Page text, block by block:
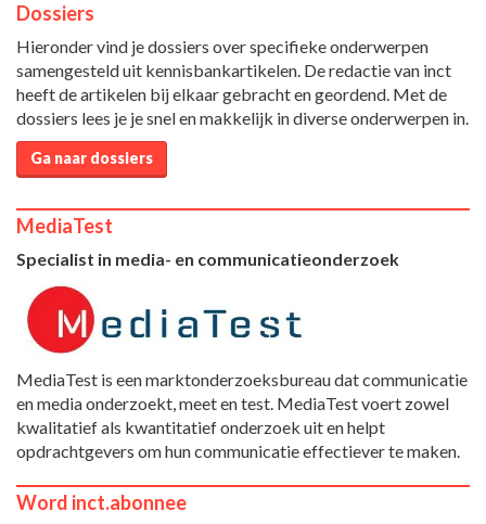
Dossiers
Hieronder vind je dossiers over specifieke onderwerpen
samengesteld uit kennisbankartikelen. De redactie van inct
heeft de artikelen bij elkaar gebracht en geordend. Met de
dossiers lees je je snel en makkelijk in diverse onderwerpen in.
Ga naar dossiers
MediaTest
Specialist in media- en communicatieonderzoek
MediaTest is een marktonderzoeksbureau dat communicatie
en media onderzoekt, meet en test. MediaTest voert zowel
kwalitatief als kwantitatief onderzoek uit en helpt
opdrachtgevers om hun communicatie effectiever te maken.
Word inct.abonnee